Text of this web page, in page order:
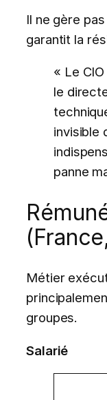
Il ne gère
garantit la
« Le
le
invisible
panne
Métier
groupes.
Salarié